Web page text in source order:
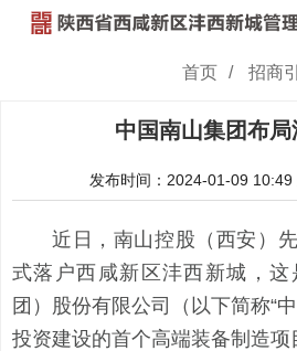
首页 / 招商
中国南山集团布
发布时间：2024-01-09 10:49
近日，南山控股（西安）
式落户西咸新区沣西新城，
团）股份有限公司（以下简称“
投资建设的首个高端装备制造项